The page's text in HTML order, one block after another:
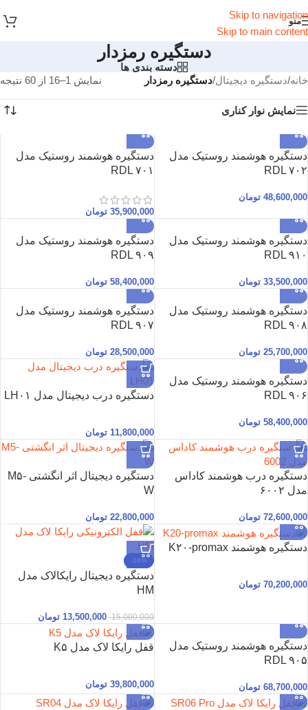
Skip to navigation
Skip to main content
منو
دستگیره رمزدار
دسته بندی ها
خانه/دستگیره دیجیتال/دستگیره رمزدار نمایش 1–16 از 60 نتیجه
نمایش نوار کناری
دستگیره هوشمند روستیک مدل
RDL ۷۰۲
48,600,000 تومان
دستگیره هوشمند روستیک مدل
RDL ۷۰۱
35,900,000 تومان
دستگیره هوشمند روستیک مدل
RDL ۹۱۰
33,500,000 تومان
دستگیره هوشمند روستیک مدل
RDL ۹۰۹
58,400,000 تومان
دستگیره هوشمند روستیک مدل
RDL ۹۰۸
25,700,000 تومان
دستگیره هوشمند روستیک مدل
RDL ۹۰۷
28,500,000 تومان
دستگیره هوشمند روستیک مدل
RDL ۹۰۶
58,400,000 تومان
دستگیره درب دیجیتال مدل LH۰۱
11,800,000 تومان
دستگیره درب هوشمند کاداس
مدل ۶۰۰۲
72,600,000 تومان
دستگیره دیجیتال اثر انگشتی M۵-
W
22,800,000 تومان
دستگیره هوشمند K۲۰-promax
70,200,000 تومان
-10%
دستگیره دیجیتال رایکالاک مدل
HM
15,000,000
13,500,000 تومان
دستگیره هوشمند روستیک مدل
RDL ۹۰۵
68,700,000 تومان
قفل رایکا لاک مدل K۵
39,800,000 تومان